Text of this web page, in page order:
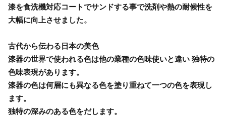
漆を食洗機対応コートでサンドする事で洗剤や熱の耐候性を
大幅に向上させました。
古代から伝わる日本の美色
漆器の世界で使われる色は他の業種の色味使いと違い 独特の
色味表現があります。
漆器の色は何層にも異なる色を塗り重ねて一つの色を表現し
ます。
独特の深みのある色をだします。